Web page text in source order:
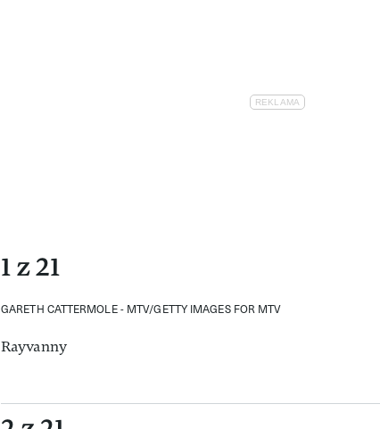
1 z 21
GARETH CATTERMOLE - MTV/GETTY IMAGES FOR MTV
Rayvanny